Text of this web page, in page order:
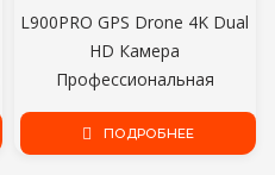
L900PRO GPS Drone 4K Dual
HD Камера
Профессиональная
Аэрофотосъемка
Бесщеточный Мотор
ПОДРОБНЕЕ